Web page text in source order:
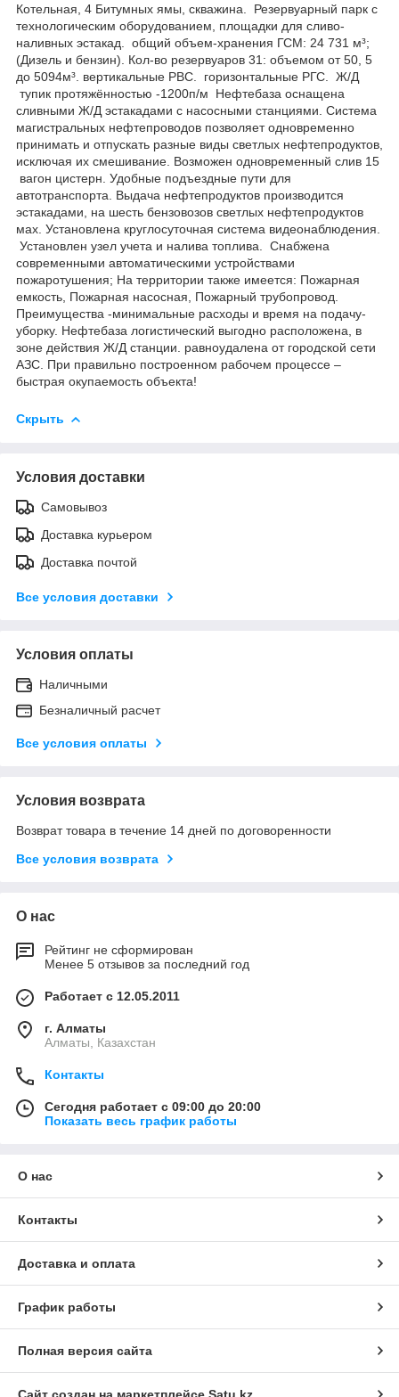
Котельная, 4 Битумных ямы, скважина. Резервуарный парк с
технологическим оборудованием, площадки для сливо-
наливных эстакад. общий объем-хранения ГСМ: 24 731 м³;
(Дизель и бензин). Кол-во резервуаров 31: объемом от 50, 5
до 5094м³. вертикальные РВС. горизонтальные РГС. Ж/Д
тупик протяжённостью -1200п/м Нефтебаза оснащена
сливными Ж/Д эстакадами с насосными станциями. Система
магистральных нефтепроводов позволяет одновременно
принимать и отпускать разные виды светлых нефтепродуктов,
исключая их смешивание. Возможен одновременный слив 15
вагон цистерн. Удобные подъездные пути для
автотранспорта. Выдача нефтепродуктов производится
эстакадами, на шесть бензовозов светлых нефтепродуктов
мах. Установлена круглосуточная система видеонаблюдения.
Установлен узел учета и налива топлива. Снабжена
современными автоматическими устройствами
пожаротушения; На территории также имеется: Пожарная
емкость, Пожарная насосная, Пожарный трубопровод.
Преимущества -минимальные расходы и время на подачу-
уборку. Нефтебаза логистический выгодно расположена, в
зоне действия Ж/Д станции. равноудалена от городской сети
АЗС. При правильно построенном рабочем процессе –
быстрая окупаемость объекта!
Скрыть
Условия доставки
Самовывоз
Доставка курьером
Доставка почтой
Все условия доставки
Условия оплаты
Наличными
Безналичный расчет
Все условия оплаты
Условия возврата
Возврат товара в течение 14 дней по договоренности
Все условия возврата
О нас
Рейтинг не сформирован
Менее 5 отзывов за последний год
Работает с 12.05.2011
г. Алматы
Алматы, Казахстан
Контакты
Сегодня работает с 09:00 до 20:00
Показать весь график работы
О нас
Контакты
Доставка и оплата
График работы
Полная версия сайта
Сайт создан на маркетплейсе Satu.kz